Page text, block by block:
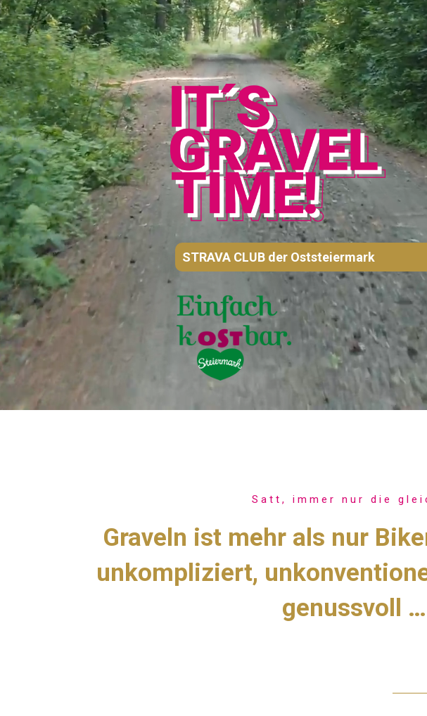
STRAVA CLUB der Oststeiermark
Satt, immer nur die
Graveln ist mehr als nur
unkompliziert,
genussvoll